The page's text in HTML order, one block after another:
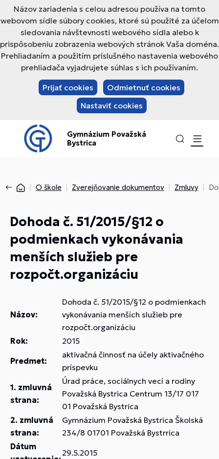
Názov zariadenia s celou adresou používa na tomto
webovom sídle súbory cookies, ktoré sú použité za účelom
sledovania návštevnosti webového sídla alebo k
prispôsobeniu zobrazenia webových stránok Vaša doména.
Prehliadaním a použitím príslušného nastavenia webového
prehliadača vyjadrujete súhlas s ich používaním.
Prijať cookies
Odmietnuť cookies
Nastaviť cookies
Gymnázium Považská
Bystrica
O škole Zverejňovanie dokumentov Zmluvy
Dohoda č. 51/2015/§12 o
podmienkach vykonávania
menších služieb pre
rozpočt.organizáciu
Názov:
Dohoda č. 51/2015/§12 o podmienkach
vykonávania menších služieb pre
rozpočt.organizáciu
Rok:
2015
Predmet:
aktivačná činnosť na účely aktivačného
príspevku
1. zmluvná
strana:
Úrad práce, sociálnych vecí a rodiny
Považská Bystrica Centrum 13/17 017
01 Považská Bystrica
2. zmluvná
strana:
Gymnázium Považská Bystrica Školská
234/8 01701 Považská Bystrrica
Dátum
29.5.2015